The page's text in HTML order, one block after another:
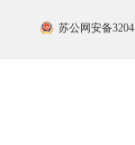
苏公网安备